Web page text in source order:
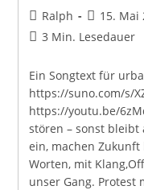
Beitrags-
Autor:
Ralph
Beitrag
15. Mai
Lesedauer:
3 Min. Lesedauer
Ein Songtext für
https://suno.com/s/
https://youtu.be/
stören – sonst bleibt
ein, machen
Worten, mit
unser Gang. Protest